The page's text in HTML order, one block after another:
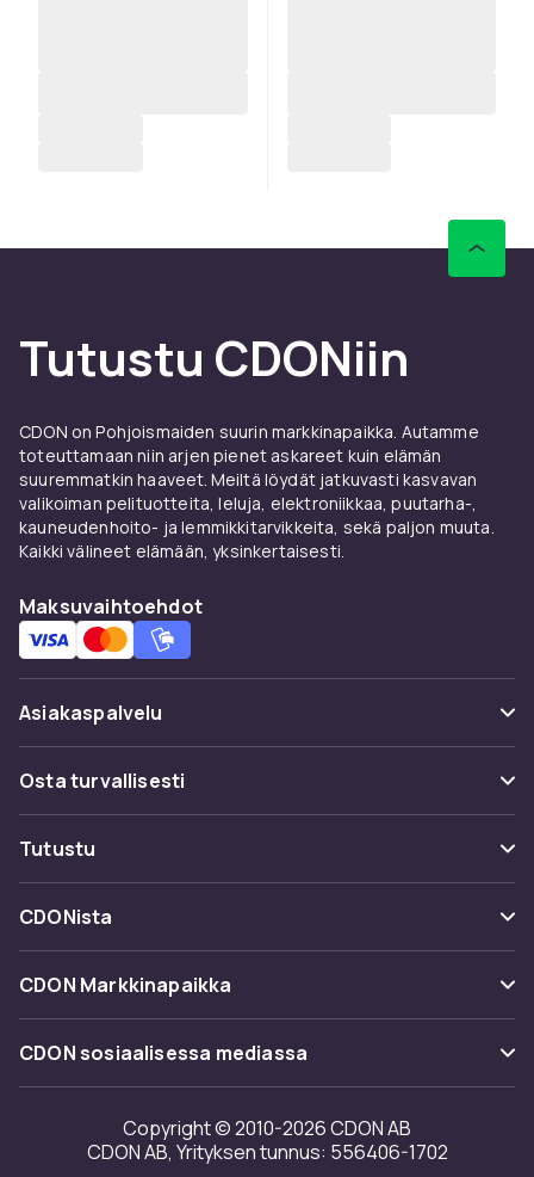
Tutustu CDONiin
CDON on Pohjoismaiden suurin markkinapaikka. Autamme
toteuttamaan niin arjen pienet askareet kuin elämän
suuremmatkin haaveet. Meiltä löydät jatkuvasti kasvavan
valikoiman pelituotteita, leluja, elektroniikkaa, puutarha-,
kauneudenhoito- ja lemmikkitarvikkeita, sekä paljon muuta.
Kaikki välineet elämään, yksinkertaisesti.
Maksuvaihtoehdot
Asiakaspalvelu
Usein kysyttyä (UKK)
Seuraa pakettia
Ota yhteyttä
Osta turvallisesti
Maksuvaihtoehdot
Toimitus
Takaisinvedot
Tutustu
Kategoriat
Tuotemerkit
CDONista
Tietoa meistä
Asiakasarvionnit
Investor relations
Saavutettavuusseloste
CDON Markkinapaikka
Merchant Help Center
CDON sosiaalisessa mediassa
Copyright © 2010-2026 CDON AB
CDON AB, Yrityksen tunnus: 556406-1702